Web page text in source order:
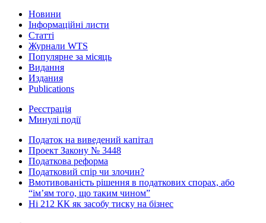
Новини
Інформаційні листи
Статті
Журнали WTS
Популярне за місяць
Видання
Издания
Publications
Реєстрація
Минулі події
Податок на виведений капітал
Проект Закону № 3448
Податкова реформа
Податковий спір чи злочин?
Вмотивованість рішення в податкових спорах, або
“ім’ям того, що таким чином”
Ні 212 КК як засобу тиску на бізнес